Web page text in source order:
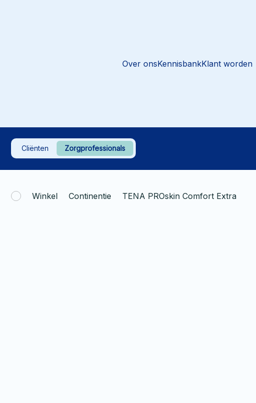
Over onsKennisbankKlant worden
Cliënten Zorgprofessionals
Winkel Continentie TENA PROskin Comfort Extra